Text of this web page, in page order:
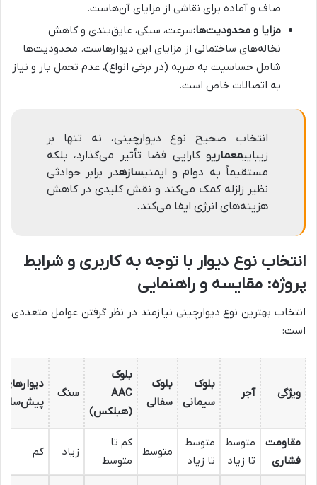
صاف و آماده برای نقاشی از مزایای آن‌هاست.
مزایا و محدودیت‌ها:سرعت، سبکی، عایق‌بندی و کاهش
نخاله‌های ساختمانی از مزایای این دیوارهاست. محدودیت‌ها
شامل حساسیت به ضربه (در برخی انواع)، عدم تحمل بار و نیاز
به اتصالات خاص است.
انتخاب صحیح نوع دیوارچینی، نه تنها بر
زیباییمعماریو کارایی فضا تأثیر می‌گذارد، بلکه
مستقیماً به دوام و ایمنیسازهدر برابر حوادثی
نظیر زلزله کمک می‌کند و نقش کلیدی در کاهش
هزینه‌های انرژی ایفا می‌کند.
انتخاب نوع دیوار با توجه به کاربری و شرایط
پروژه: مقایسه و راهنمایی
انتخاب بهترین نوع دیوارچینی نیازمند در نظر گرفتن عوامل متعددی
است:
ویژگی آجر
بلوک
سیمانی
بلوک
سفالی
بلوک
AAC
(هبلکس)
سنگ
دیوارهای
مقاومت
فشاری
متوسط
تا زیاد
متوسط
تا زیاد
متوسط
کم تا
متوسط
زیاد کم